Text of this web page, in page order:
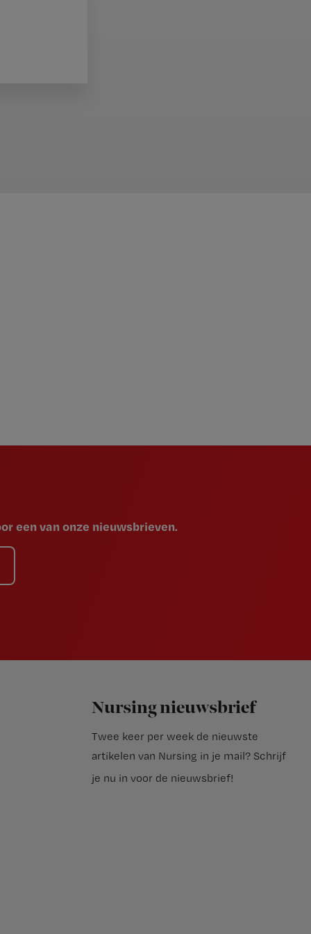
een van onze nieuwsbrieven.
Nursing nieuwsbrief
Twee keer per week de nieuwste
artikelen van Nursing in je mail? Schrijf
je nu in voor de nieuwsbrief!